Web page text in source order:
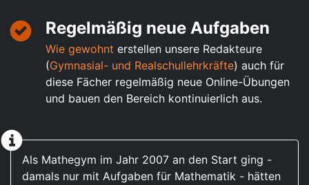
Regelmäßig neue Aufgaben
Wie gewohnt erstellen unsere Redakteure
(Gymnasial- und Realschullehrkräfte) auch für
diese Fächer regelmäßig neue Online-Übungen
und bauen den Bereich kontinuierlich aus.
Als Mathegym im Jahr 2007 an den Start ging -
damals nur mit Aufgaben für Mathematik - hätten